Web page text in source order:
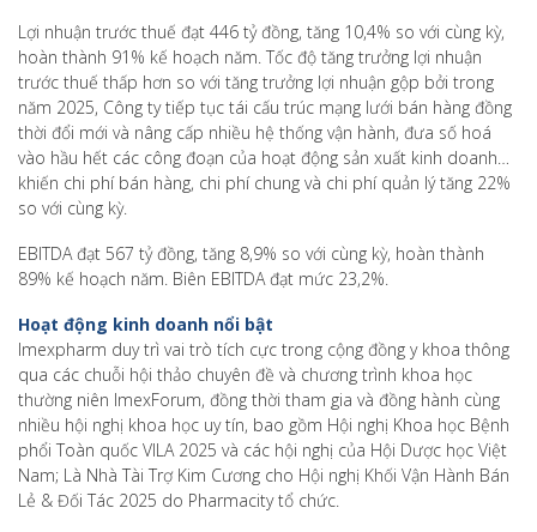
Lợi nhuận trước thuế đạt 446 tỷ đồng, tăng 10,4% so với cùng kỳ,
hoàn thành 91% kế hoạch năm. Tốc độ tăng trưởng lợi nhuận
trước thuế thấp hơn so với tăng trưởng lợi nhuận gộp bởi trong
năm 2025, Công ty tiếp tục tái cấu trúc mạng lưới bán hàng đồng
thời đổi mới và nâng cấp nhiều hệ thống vận hành, đưa số hoá
vào hầu hết các công đoạn của hoạt động sản xuất kinh doanh…
khiến chi phí bán hàng, chi phí chung và chi phí quản lý tăng 22%
so với cùng kỳ.
EBITDA đạt 567 tỷ đồng, tăng 8,9% so với cùng kỳ, hoàn thành
89% kế hoạch năm. Biên EBITDA đạt mức 23,2%.
Hoạt động kinh doanh nổi bật
Imexpharm duy trì vai trò tích cực trong cộng đồng y khoa thông
qua các chuỗi hội thảo chuyên đề và chương trình khoa học
thường niên ImexForum, đồng thời tham gia và đồng hành cùng
nhiều hội nghị khoa học uy tín, bao gồm Hội nghị Khoa học Bệnh
phổi Toàn quốc VILA 2025 và các hội nghị của Hội Dược học Việt
Nam; Là Nhà Tài Trợ Kim Cương cho Hội nghị Khối Vận Hành Bán
Lẻ & Đối Tác 2025 do Pharmacity tổ chức.